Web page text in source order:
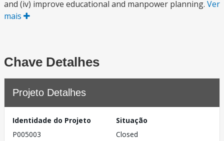
and (iv) improve educational and manpower planning. Ver
mais
Chave Detalhes
Projeto Detalhes
Identidade do Projeto
P005003
Situação
Closed